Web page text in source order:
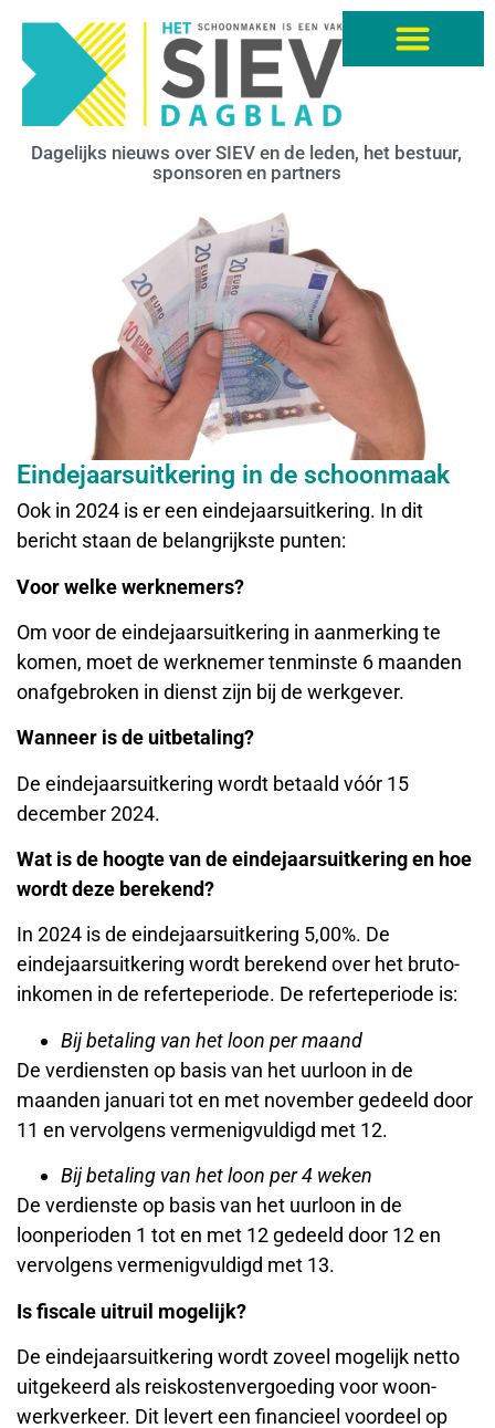
Dagelijks nieuws over SIEV en de leden, het bestuur,
sponsoren en partners
Eindejaarsuitkering in de schoonmaak
Ook in 2024 is er een eindejaarsuitkering. In dit
bericht staan de belangrijkste punten:
Voor welke werknemers?
Om voor de eindejaarsuitkering in aanmerking te
komen, moet de werknemer tenminste 6 maanden
onafgebroken in dienst zijn bij de werkgever.
Wanneer is de uitbetaling?
De eindejaarsuitkering wordt betaald vóór 15
december 2024.
Wat is de hoogte van de eindejaarsuitkering en hoe
wordt deze berekend?
In 2024 is de eindejaarsuitkering 5,00%. De
eindejaarsuitkering wordt berekend over het bruto-
inkomen in de referteperiode. De referteperiode is:
Bij betaling van het loon per maand
De verdiensten op basis van het uurloon in de
maanden januari tot en met november gedeeld door
11 en vervolgens vermenigvuldigd met 12.
Bij betaling van het loon per 4 weken
De verdienste op basis van het uurloon in de
loonperioden 1 tot en met 12 gedeeld door 12 en
vervolgens vermenigvuldigd met 13.
Is fiscale uitruil mogelijk?
De eindejaarsuitkering wordt zoveel mogelijk netto
uitgekeerd als reiskostenvergoeding voor woon-
werkverkeer. Dit levert een financieel voordeel op